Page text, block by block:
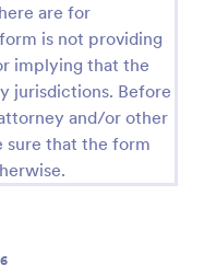
are for
is not providing
implying that the
jurisdictions. Before
and/or other
sure that the form
eines lokalen
unsere
Besuchern zu
an Ihre
auf Ihrer
wie die Besucher
online zu kaufen.
mit Ihren
Sie Ihr Logo und
Sie das